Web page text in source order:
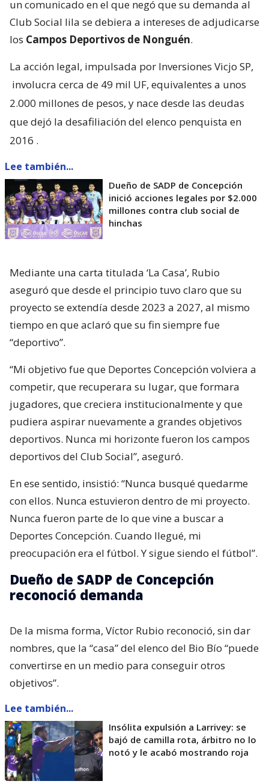
un comunicado en el que negó que su demanda al
Club Social lila se debiera a intereses de adjudicarse
los Campos Deportivos de Nonguén.
La acción legal, impulsada por Inversiones Vicjo SP,
involucra cerca de 49 mil UF, equivalentes a unos
2.000 millones de pesos, y nace desde las deudas
que dejó la desafiliación del elenco penquista en
2016 .
Lee también...
Dueño de SADP de Concepción
inició acciones legales por $2.000
millones contra club social de
hinchas
Mediante una carta titulada ‘La Casa’, Rubio
aseguró que desde el principio tuvo claro que su
proyecto se extendía desde 2023 a 2027, al mismo
tiempo en que aclaró que su fin siempre fue
“deportivo”.
“Mi objetivo fue que Deportes Concepción volviera a
competir, que recuperara su lugar, que formara
jugadores, que creciera institucionalmente y que
pudiera aspirar nuevamente a grandes objetivos
deportivos. Nunca mi horizonte fueron los campos
deportivos del Club Social”, aseguró.
En ese sentido, insistió: “Nunca busqué quedarme
con ellos. Nunca estuvieron dentro de mi proyecto.
Nunca fueron parte de lo que vine a buscar a
Deportes Concepción. Cuando llegué, mi
preocupación era el fútbol. Y sigue siendo el fútbol”.
Dueño de SADP de Concepción
reconoció demanda
De la misma forma, Víctor Rubio reconoció, sin dar
nombres, que la “casa” del elenco del Bio Bío “puede
convertirse en un medio para conseguir otros
objetivos”.
Lee también...
Insólita expulsión a Larrivey: se
bajó de camilla rota, árbitro no lo
notó y le acabó mostrando roja